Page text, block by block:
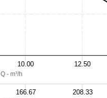
Q - m³/h
10.00 12.50
166.67 208.33